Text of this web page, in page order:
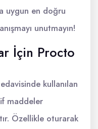
uygun en doğru
unutmayın!
İçin Procto
kullanılan
maddeler
Özellikle oturarak